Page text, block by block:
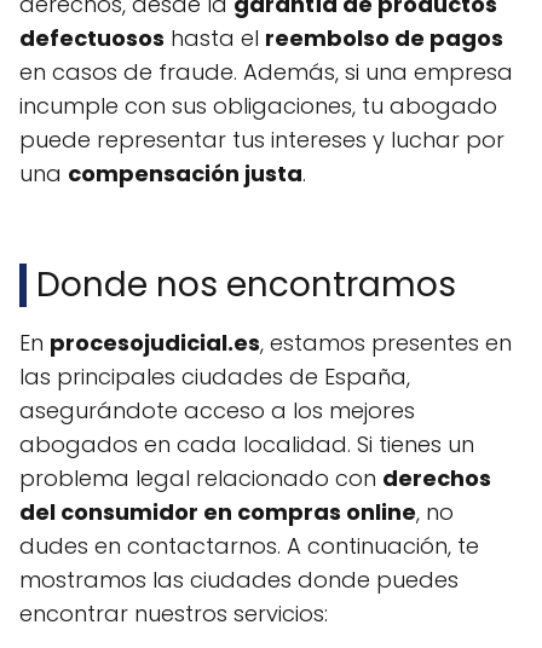
defectuosos hasta el reembolso de pagos
en casos de fraude. Además, si una empresa
incumple con sus obligaciones, tu abogado
puede representar tus intereses y luchar por
una compensación justa.
Donde nos encontramos
En procesojudicial.es, estamos presentes en
las principales ciudades de España,
asegurándote acceso a los mejores
abogados en cada localidad. Si tienes un
problema legal relacionado con derechos
del consumidor en compras online, no
dudes en contactarnos. A continuación, te
mostramos las ciudades donde puedes
encontrar nuestros servicios: